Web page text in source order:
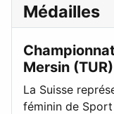
Médailles
Mersin (TUR)
La Suisse
féminin de